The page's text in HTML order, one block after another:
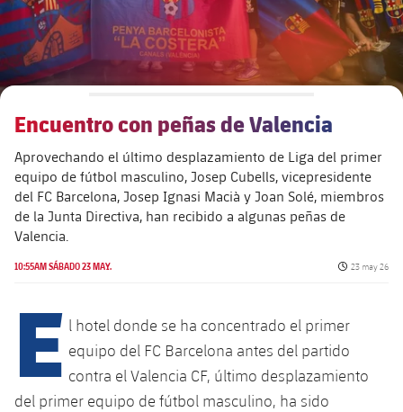
Encuentro con peñas de Valencia
Aprovechando el último desplazamiento de Liga del primer
equipo de fútbol masculino, Josep Cubells, vicepresidente
del FC Barcelona, Josep Ignasi Macià y Joan Solé, miembros
de la Junta Directiva, han recibido a algunas peñas de
Valencia.
10:55AM SÁBADO 23 MAY. Fecha de
23 may 26
E l hotel donde se ha concentrado el primer
equipo del FC Barcelona antes del partido
contra el Valencia CF, último desplazamiento
del primer equipo de fútbol masculino, ha sido